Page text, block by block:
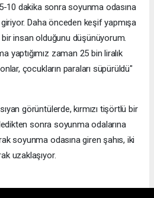
10 dakika sonra soyunma odasına
Daha önceden keşif yapmışa
insan olduğunu düşünüyorum.
yaptığımız zaman 25 bin liralık
çocukların paraları süpürüldü"
görüntülerde, kırmızı tişörtlü bir
sonra soyunma odalarına
soyunma odasına giren şahıs, iki
uzaklaşıyor.